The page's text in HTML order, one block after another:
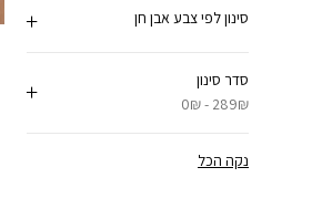
סינון לפי צבע אבן חן
סדר סינון
0₪ - 289₪
נקה הכל